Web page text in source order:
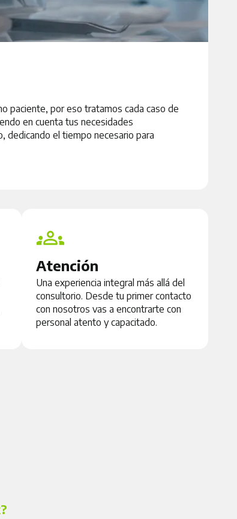
paciente, por eso tratamos cada caso de
en cuenta tus necesidades
dedicando el tiempo necesario para
Atención
Una experiencia integral más allá del
consultorio. Desde tu primer contacto
con nosotros vas a encontrarte con
personal atento y capacitado.